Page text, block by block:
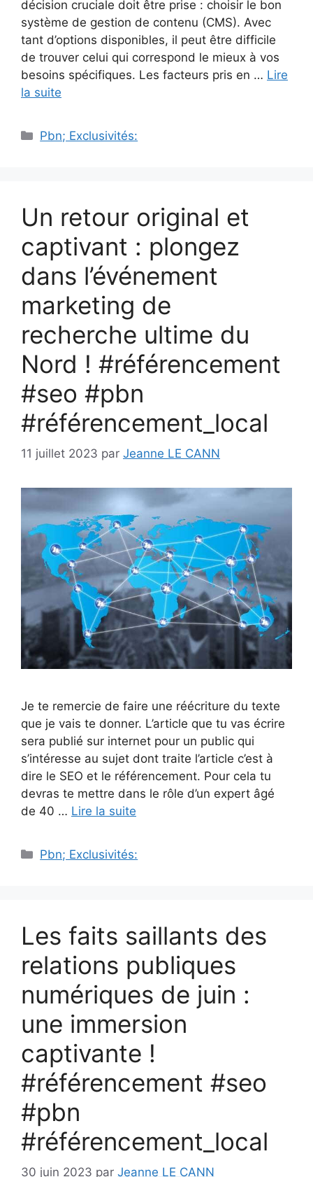
décision cruciale doit être prise : choisir le bon
système de gestion de contenu (CMS). Avec
tant d’options disponibles, il peut être difficile
de trouver celui qui correspond le mieux à vos
besoins spécifiques. Les facteurs pris en … Lire
la suite
Catégories
Pbn; Exclusivités:
Un retour original et
captivant : plongez
dans l’événement
marketing de
recherche ultime du
Nord ! #référencement
#seo #pbn
#référencement_local
11 juillet 2023 par Jeanne LE CANN
Je te remercie de faire une réécriture du texte
que je vais te donner. L’article que tu vas écrire
sera publié sur internet pour un public qui
s’intéresse au sujet dont traite l’article c’est à
dire le SEO et le référencement. Pour cela tu
devras te mettre dans le rôle d’un expert âgé
de 40 … Lire la suite
Catégories
Pbn; Exclusivités:
Les faits saillants des
relations publiques
numériques de juin :
une immersion
captivante !
#référencement #seo
#pbn
#référencement_local
30 juin 2023 par Jeanne LE CANN